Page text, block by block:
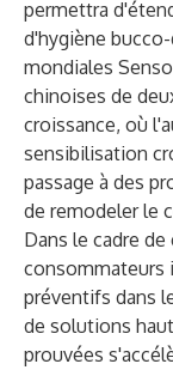
permettra
d'hygiène
mondiales
chinoises de
croissance, où
sensibilisation
passage à des
de remodeler le
Dans le cadre
consommateurs
préventifs dans
de solutions
prouvées